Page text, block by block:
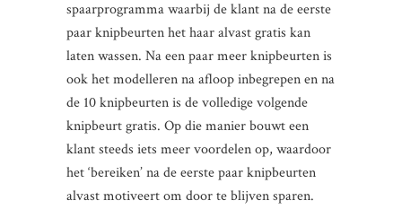
spaarprogramma waarbij de klant na de eerste
paar knipbeurten het haar alvast gratis kan
laten wassen. Na een paar meer knipbeurten is
ook het modelleren na afloop inbegrepen en na
de 10 knipbeurten is de volledige volgende
knipbeurt gratis. Op die manier bouwt een
klant steeds iets meer voordelen op, waardoor
het ‘bereiken’ na de eerste paar knipbeurten
alvast motiveert om door te blijven sparen.